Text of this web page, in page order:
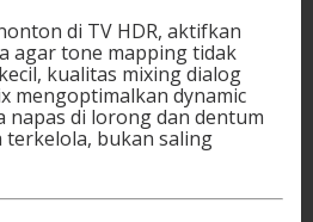
di TV HDR, aktifkan
agar tone mapping tidak
kualitas mixing dialog
mengoptimalkan dynamic
napas di lorong dan dentum
terkelola, bukan saling